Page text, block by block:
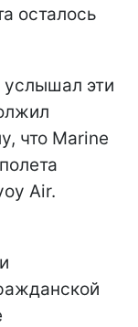
осталось
услышал эти
что Marine
Air.